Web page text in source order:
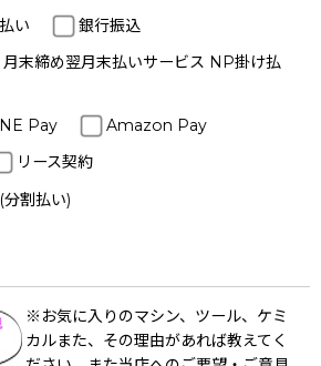
い
銀行振込
末締め翌月末払いサービス NP掛け払
Pay
Amazon Pay
リース契約
割払い)
※お気に入りのマシン、ツール、ケミ
カルまた、その理由があれば教えてく